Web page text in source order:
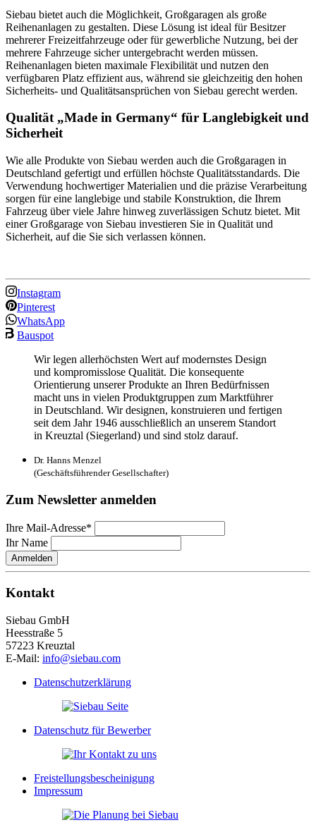
Siebau bietet auch die Möglichkeit, Großgaragen als große
Reihenanlagen zu gestalten. Diese Lösung ist ideal für Besitzer
mehrerer Freizeitfahrzeuge oder für gewerbliche Nutzung, bei der
mehrere Fahrzeuge sicher untergebracht werden müssen.
Reihenanlagen bieten maximale Flexibilität und nutzen den
verfügbaren Platz effizient aus, während sie gleichzeitig den hohen
Sicherheits- und Qualitätsansprüchen von Siebau gerecht werden.
Qualität „Made in Germany“ für Langlebigkeit und
Sicherheit
Wie alle Produkte von Siebau werden auch die Großgaragen in
Deutschland gefertigt und erfüllen höchste Qualitätsstandards. Die
Verwendung hochwertiger Materialien und die präzise Verarbeitung
sorgen für eine langlebige und stabile Konstruktion, die Ihrem
Fahrzeug über viele Jahre hinweg zuverlässigen Schutz bietet. Mit
einer Großgarage von Siebau investieren Sie in Qualität und
Sicherheit, auf die Sie sich verlassen können.
Instagram
Pinterest
WhatsApp
Bauspot
Wir legen allerhöchsten Wert auf modernstes Design
und kompromisslose Qualität. Die konsequente
Orientierung unserer Produkte an Ihren Bedürfnissen
macht uns in vielen Produktgruppen zum Marktführer
in Deutschland. Wir designen, konstruieren und fertigen
seit dem Jahr 1946 ausschließlich an unserem Standort
in Kreuztal (Siegerland) und sind stolz darauf.
Dr. Hanns Menzel
(Geschäftsführender Gesellschafter)
Zum Newsletter anmelden
Ihre Mail-Adresse*
Ihr Name
Anmelden
Kontakt
Siebau GmbH
Heesstraße 5
57223 Kreuztal
E-Mail: info@siebau.com
Datenschutzerklärung
Datenschutz für Bewerber
Freistellungsbescheinigung
Impressum